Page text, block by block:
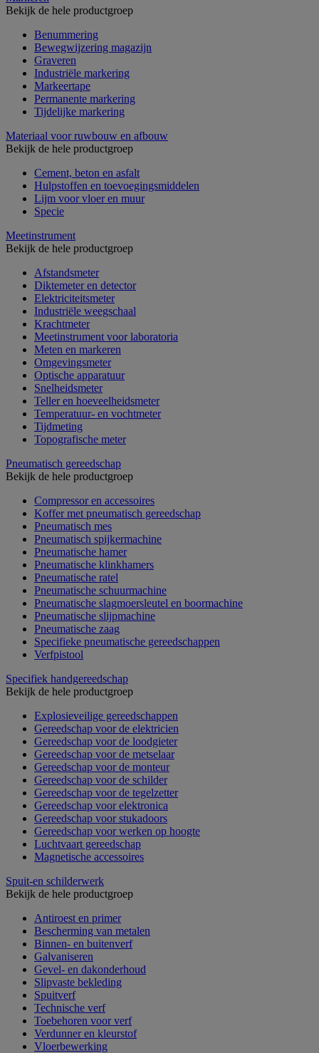
Bekijk de hele productgroep
Benummering
Bewegwijzering magazijn
Graveren
Industriële markering
Markeertape
Permanente markering
Tijdelijke markering
Materiaal voor ruwbouw en afbouw
Bekijk de hele productgroep
Cement, beton en asfalt
Hulpstoffen en toevoegingsmiddelen
Lijm voor vloer en muur
Specie
Meetinstrument
Bekijk de hele productgroep
Afstandsmeter
Diktemeter en detector
Elektriciteitsmeter
Industriële weegschaal
Krachtmeter
Meetinstrument voor laboratoria
Meten en markeren
Omgevingsmeter
Optische apparatuur
Snelheidsmeter
Teller en hoeveelheidsmeter
Temperatuur- en vochtmeter
Tijdmeting
Topografische meter
Pneumatisch gereedschap
Bekijk de hele productgroep
Compressor en accessoires
Koffer met pneumatisch gereedschap
Pneumatisch mes
Pneumatisch spijkermachine
Pneumatische hamer
Pneumatische klinkhamers
Pneumatische ratel
Pneumatische schuurmachine
Pneumatische slagmoersleutel en boormachine
Pneumatische slijpmachine
Pneumatische zaag
Specifieke pneumatische gereedschappen
Verfpistool
Specifiek handgereedschap
Bekijk de hele productgroep
Explosieveilige gereedschappen
Gereedschap voor de elektricien
Gereedschap voor de loodgieter
Gereedschap voor de metselaar
Gereedschap voor de monteur
Gereedschap voor de schilder
Gereedschap voor de tegelzetter
Gereedschap voor elektronica
Gereedschap voor stukadoors
Gereedschap voor werken op hoogte
Luchtvaart gereedschap
Magnetische accessoires
Spuit-en schilderwerk
Bekijk de hele productgroep
Antiroest en primer
Bescherming van metalen
Binnen- en buitenverf
Galvaniseren
Gevel- en dakonderhoud
Slipvaste bekleding
Spuitverf
Technische verf
Toebehoren voor verf
Verdunner en kleurstof
Vloerbewerking